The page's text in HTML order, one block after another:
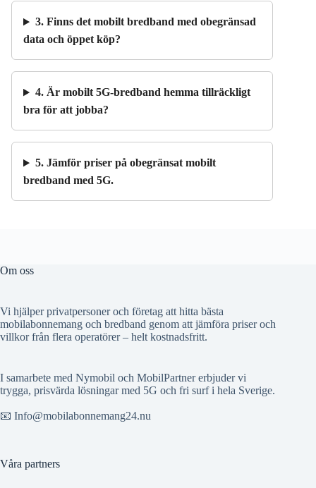
3. Finns det mobilt bredband med obegränsad
data och öppet köp?
4. Är mobilt 5G-bredband hemma tillräckligt
bra för att jobba?
5. Jämför priser på obegränsat mobilt
bredband med 5G.
Om oss
Vi hjälper privatpersoner och företag att hitta bästa
mobilabonnemang och bredband genom att jämföra priser och
villkor från flera operatörer – helt kostnadsfritt.
I samarbete med Nymobil och MobilPartner erbjuder vi
trygga, prisvärda lösningar med 5G och fri surf i hela Sverige.
📧 Info@mobilabonnemang24.nu
Våra partners